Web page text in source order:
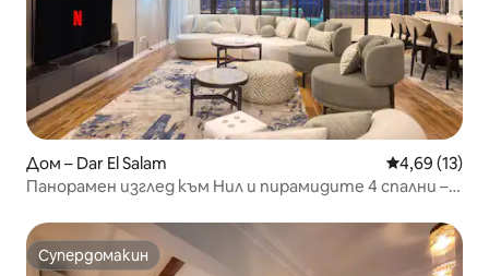
Дом – Dar El Salam Средна
4,69 (13)
Панорамен изглед към Нил и пирамидите 4 спални –
Супердомакин
Супердомакин